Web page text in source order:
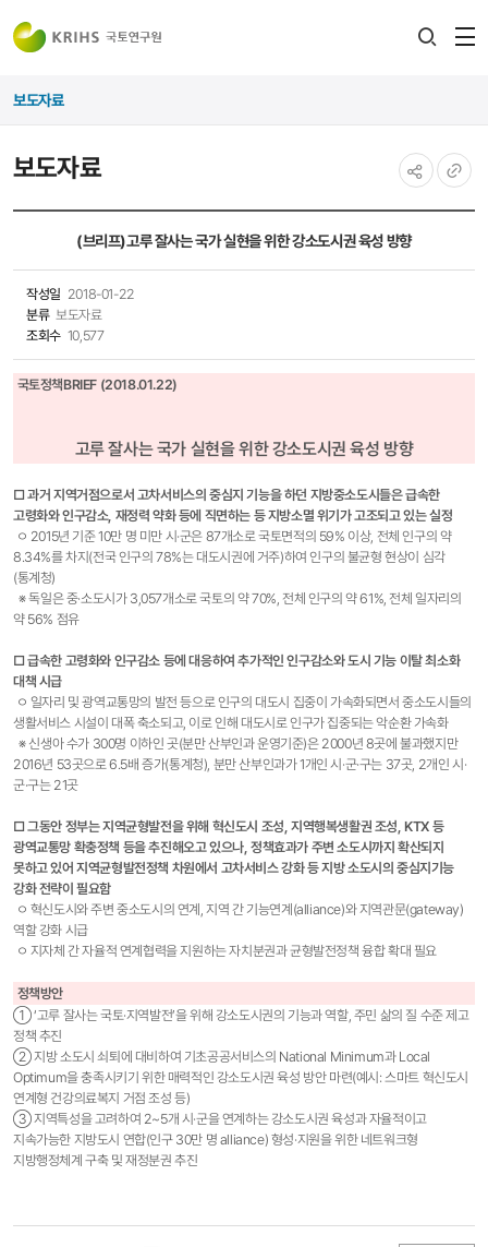
보도자료
보도자료
(브리프)고루 잘사는 국가 실현을 위한 강소도시권 육성 방향
작성일 2018-01-22
분류 보도자료
조회수 10,577
국토정책BRIEF (2018.01.22)
고루 잘사는 국가 실현을 위한 강소도시권 육성 방향
□ 과거 지역거점으로서 고차서비스의 중심지 기능을 하던 지방중소도시들은 급속한
고령화와 인구감소, 재정력 약화 등에 직면하는 등 지방소멸 위기가 고조되고 있는 실정
ㅇ 2015년 기준 10만 명 미만 시·군은 87개소로 국토면적의 59% 이상, 전체 인구의 약
8.34%를 차지(전국 인구의 78%는 대도시권에 거주)하여 인구의 불균형 현상이 심각
(통계청)
※ 독일은 중·소도시가 3,057개소로 국토의 약 70%, 전체 인구의 약 61%, 전체 일자리의
약 56% 점유
□ 급속한 고령화와 인구감소 등에 대응하여 추가적인 인구감소와 도시 기능 이탈 최소화
대책 시급
ㅇ 일자리 및 광역교통망의 발전 등으로 인구의 대도시 집중이 가속화되면서 중소도시들의
생활서비스 시설이 대폭 축소되고, 이로 인해 대도시로 인구가 집중되는 악순환 가속화
※ 신생아 수가 300명 이하인 곳(분만 산부인과 운영기준)은 2000년 8곳에 불과했지만
2016년 53곳으로 6.5배 증가(통계청), 분만 산부인과가 1개인 시·군·구는 37곳, 2개인 시·
군·구는 21곳
□ 그동안 정부는 지역균형발전을 위해 혁신도시 조성, 지역행복생활권 조성, KTX 등
광역교통망 확충정책 등을 추진해오고 있으나, 정책효과가 주변 소도시까지 확산되지
못하고 있어 지역균형발전정책 차원에서 고차서비스 강화 등 지방 소도시의 중심지기능
강화 전략이 필요함
ㅇ 혁신도시와 주변 중소도시의 연계, 지역 간 기능연계(alliance)와 지역관문(gateway)
역할 강화 시급
ㅇ 지자체 간 자율적 연계협력을 지원하는 자치분권과 균형발전정책 융합 확대 필요
정책방안
① ‘고루 잘사는 국토·지역발전’을 위해 강소도시권의 기능과 역할, 주민 삶의 질 수준 제고
정책 추진
② 지방 소도시 쇠퇴에 대비하여 기초공공서비스의 National Minimum과 Local
Optimum을 충족시키기 위한 매력적인 강소도시권 육성 방안 마련(예시: 스마트 혁신도시
연계형 건강의료복지 거점 조성 등)
③ 지역특성을 고려하여 2~5개 시·군을 연계하는 강소도시권 육성과 자율적이고
지속가능한 지방도시 연합(인구 30만 명 alliance) 형성·지원을 위한 네트워크형
지방행정체계 구축 및 재정분권 추진